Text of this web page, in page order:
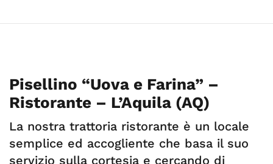
Pisellino “Uova e Farina” –
Ristorante – L’Aquila (AQ)
La nostra trattoria ristorante è un locale
semplice ed accogliente che basa il suo
servizio sulla cortesia e cercando di